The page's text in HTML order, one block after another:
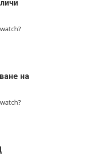
на